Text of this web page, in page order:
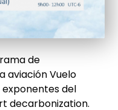
de
aviación Vuelo
del
decarbonization.